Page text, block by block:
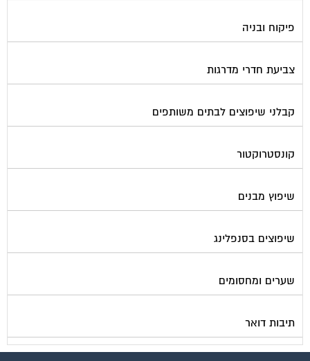
פיקוח ובניה
צביעת חדרי מדרגות
קבלני שיפוצים לבתים משותפים
קונסטרוקטור
שיפוץ מבנים
שיפוצים בסנפלינג
שערים ומחסומים
תיבות דואר